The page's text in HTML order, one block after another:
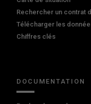
Rechercher un contrat
Télécharger les
Chiffres clés
DOCUMENTATION